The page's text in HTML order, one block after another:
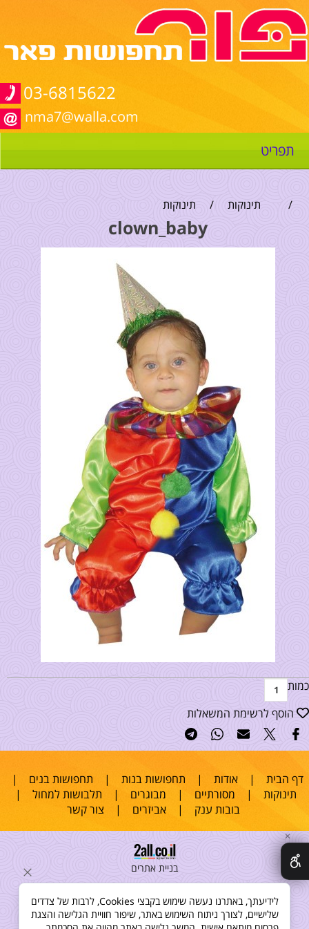
03-6815622
nma7@walla.com
תפריט
/ תינוקות / תינוקות
clown_baby
כמות
הוסף לרשימת המשאלות
דף הבית |אודות | תחפושות בנות | תחפושות בנים |
תינוקות | מסורתיים | מבוגרים | תלבושות למחול |
בובות ענק |אביזרים | צור קשר
בניית אתרים
✕
לידיעתך, באתרנו נעשה שימוש בקבצי Cookies, לרבות של צדדים
שלישיים, לצורך ניתוח השימוש באתר, שיפור חוויית הגלישה והצגת